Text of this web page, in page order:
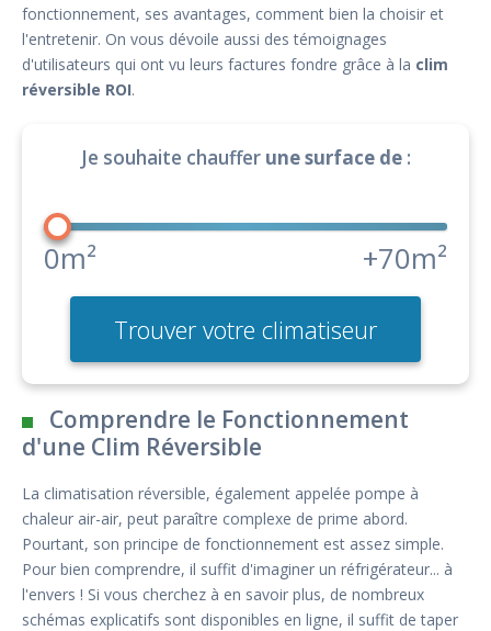
fonctionnement, ses avantages, comment bien la choisir et
l'entretenir. On vous dévoile aussi des témoignages
d'utilisateurs qui ont vu leurs factures fondre grâce à la clim
réversible ROI.
Je souhaite chauffer une surface de:
0m² +70m²
Trouver votre climatiseur
Comprendre le Fonctionnement
d'une Clim Réversible
La climatisation réversible, également appelée pompe à
chaleur air-air, peut paraître complexe de prime abord.
Pourtant, son principe de fonctionnement est assez simple.
Pour bien comprendre, il suffit d'imaginer un réfrigérateur... à
l'envers ! Si vous cherchez à en savoir plus, de nombreux
schémas explicatifs sont disponibles en ligne, il suffit de taper